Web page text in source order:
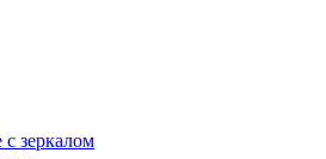
зеркалом